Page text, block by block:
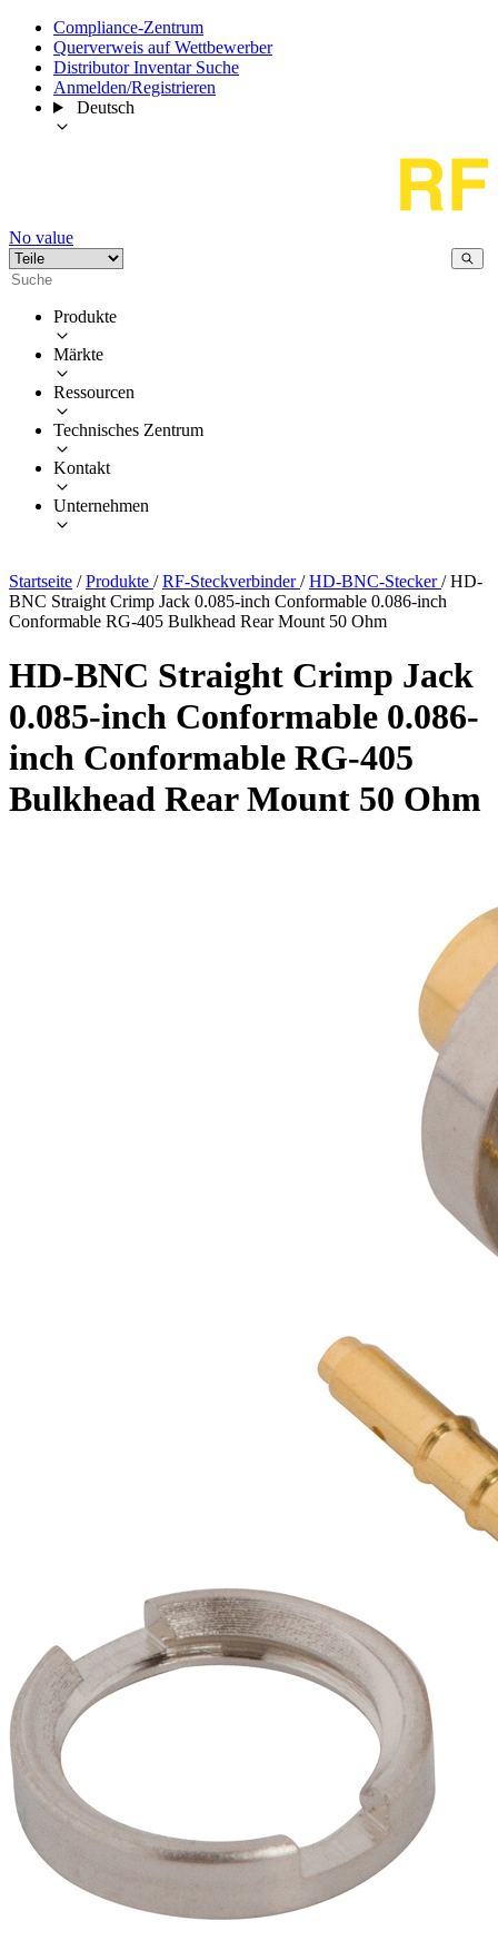
Compliance-Zentrum
Querverweis auf Wettbewerber
Distributor Inventar Suche
Anmelden/Registrieren
Deutsch
No value
Produkte
Märkte
Ressourcen
Technisches Zentrum
Kontakt
Unternehmen
Startseite / Produkte / RF-Steckverbinder/ HD-BNC-Stecker/ HD-
BNC Straight Crimp Jack 0.085-inch Conformable 0.086-inch
Conformable RG-405 Bulkhead Rear Mount 50 Ohm
HD-BNC Straight Crimp Jack
0.085-inch Conformable 0.086-
inch Conformable RG-405
Bulkhead Rear Mount 50 Ohm